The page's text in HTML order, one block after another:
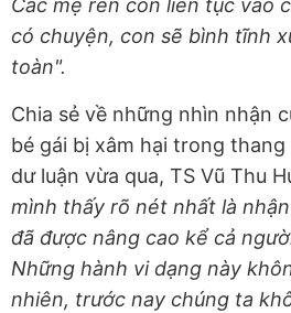
Các mẹ rèn con liên tục vào
có chuyện, con sẽ bình tĩnh
toàn".
Chia sẻ về những nhìn nhận
bé gái bị xâm hại trong
dư luận vừa qua, TS Vũ Thu
mình thấy rõ nét nhất là
đã được nâng cao kể cả
Những hành vi dạng này
nhiên, trước nay chúng ta